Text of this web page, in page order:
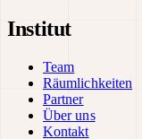
Institut
Team
Räumlichkeiten
Partner
Über uns
Kontakt